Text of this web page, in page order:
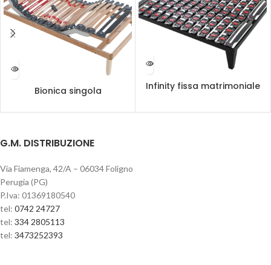
Bionica singola Infinity fissa matrimoniale
G.M. DISTRIBUZIONE
Via Fiamenga, 42/A – 06034 Foligno
Perugia (PG)
P.Iva: 01369180540
tel: 0742 24727
tel: 334 2805113
tel: 3473252393